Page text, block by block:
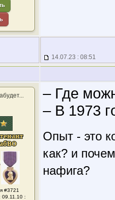
14.07.23 : 08:51
#3721
09.11.10 :
– Гдe
– В 1973
Опыт - это
как? и
нафига?